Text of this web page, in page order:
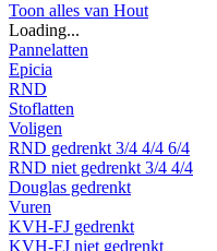
Toon alles van Hout
Loading...
Pannelatten
Epicia
RND
Stoflatten
Voligen
RND gedrenkt 3/4 4/4 6/4
RND niet gedrenkt 3/4 4/4
Douglas gedrenkt
Vuren
KVH-FJ gedrenkt
KVH-FJ niet gedrenkt